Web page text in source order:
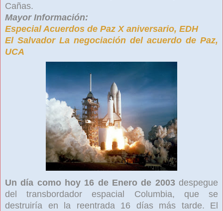
Cañas.
Mayor Información:
Especial Acuerdos de Paz X aniversario, EDH
El Salvador La negociación del acuerdo de Paz,
UCA
Un día como hoy 16 de Enero de 2003despegue
del transbordador espacial Columbia, que se
destruiría en la reentrada 16 días más tarde. El